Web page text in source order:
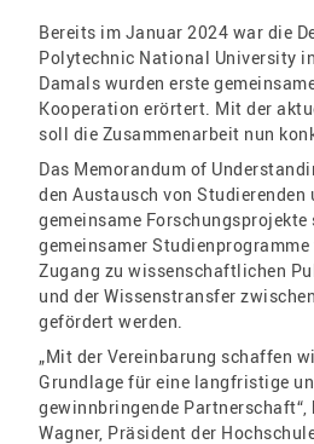
Bereits im Januar 2024 war die
Polytechnic National University
Damals wurden erste
Kooperation erörtert. Mit der
soll die Zusammenarbeit nun
Das Memorandum of
den Austausch von Studierenden
gemeinsame
gemeinsamer
Zugang zu wissenschaftlichen
und der Wissenstransfer
gefördert werden.
„Mit der Vereinbarung schaffen
Grundlage für eine langfristige
gewinnbringende
Wagner, Präsident der